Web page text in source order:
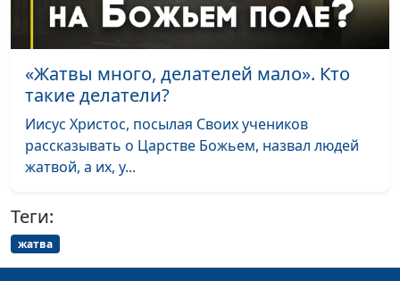
религиоведения
священнослужитель
Как пережить развод
Юлия Синицына,
Андрей Качалаба,
«Жатвы много, делателей мало». Кто
такие делатели?
Иисус Христос, посылая Своих учеников
рассказывать о Царстве Божьем, назвал людей
жатвой, а их, у...
Теги:
жатва